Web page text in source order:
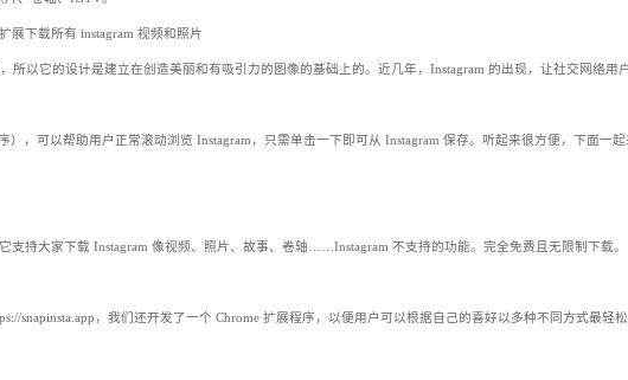
展下载所有 instagram 视频和照片
所以它的设计是建立在创造美丽和有吸引力的图像的基础上的。近几年，Instagram 的出现，让社交网络用
），可以帮助用户正常滚动浏览 Instagram，只需单击一下即可从 Instagram 保存。听起来很方便，下面一起
支持大家下载 Instagram 像视频、照片、故事、卷轴……Instagram 不支持的功能。完全免费且无限制下载。
snapinsta.app，我们还开发了一个 Chrome 扩展程序，以便用户可以根据自己的喜好以多种不同方式最轻